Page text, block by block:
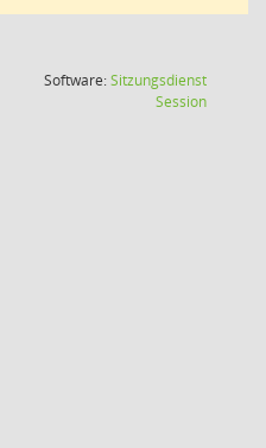
Software:Sitzungsdienst
Session(Wird in